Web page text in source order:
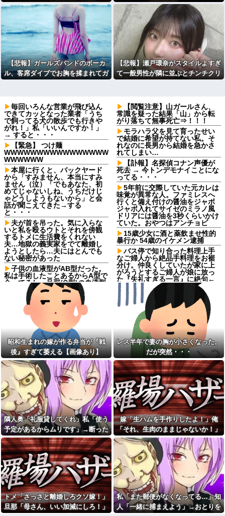
ｗｗｗｗ
【悲報】ガールズバンドのボーカ
ル、客席ダイブでお胸を揉まれてガ
【悲報】瀬戸環奈がスタイルよすぎ
て一般男性が隣に並ぶとチンチクリ
毎回いろんな営業が飛び込ん
できてカッとなった業者「うち
で飼ってる犬の散歩でも行きや
がれ！」私「いいんですか！」
→ すると・・・
【緊急】 つけ麺
WWWWWWWWWWWWWWWW
WWWWWW
本屋に行くと、バックヤード
から「すみません、本当にすみ
ません（泣）「でもあなた、初
めてじゃないしね、うちだけじ
ゃどうしようもないから」と会
話が聞こえてきた→する
と・・・
夫が首を吊った。気に入らな
いと私を殴るウトとそれを傍観
するトメに生活費をくれない
夫…地獄の義実家をでて離婚し
ようとしたら…夫にはとんでも
ない秘密があった
子供の血液型がAB型だった。
私は手術したことあるからA型で
合ってるし…旦那(O型)の血液型
を調べてみよう」→ 結果・・・
私は22歳の時にでき婚した。
従姉妹は『デキ婚＝貧乏底辺』
と認識があるみたいで、私を馬
鹿にしてきて…
セミがうるさすぎる。明るく
なったら即座に爆音で鳴き出し
て毎日朝4時に叩き起こしにくる
せいで寝不足だよ
友人から電話があり「最近ブ
ログにコメントくれないね」と
言われた
夫に「自炊を覚えて！一緒に
料理しよう」と言ったら、レス
トランの予約をされた。自炊計
画は完全に狂って…
【後編】結婚直後に祖父が亡
くなり落ち込んでたら嫁に「い
つまでくよくよしてるの？」と
言われた。お義父さんやお義母
さんの負担もなくなったし良か
ったと...
【画像】居酒屋さん、6人で長
居して会計4939円しか使わない
客にお気持ち表明してしまう←
コレどっちが悪いん
や？？？？？？
【動画】戦犯はどっち？ｗｗ
ｗｗｗｗｗｗｗｗｗｗｗｗｗｗ
【閲覧注意】山ガールさん、
常識を疑った結果「山」から転
がり落ちて無事死亡⇒！！！
モラハラ父を見て育ったせい
で結婚に希望が持てない私。そ
れなのに長男から結婚を急かさ
れてしまい…
【訃報】名探偵コナン声優が
死去 → 今トンデモナイことにな
ってる・・・
5年前に交際していた元カレは
味覚が異常な人。ファミレスへ
行くと備え付けの醤油をジャボ
ジャボ入れてサイゼのミラノ風
ドリアには醤油を3秒くらいかけ
ていた。おやつはアンチョビ
15歳少女に酒と薬飲ませ性的
暴行か 54歳のイケメン逮捕
バス停で知り合った料理上手
なご婦人から絶品手料理をお裾
分け。仲良くしていたが家に上
がろうとするご婦人が娘に放っ
た『失礼すぎる一言』に絶句←
手料理は美味しかったのに性格
クセ強すぎ
24歳年収550万ワイ、高級車も
豪邸も買えない人生が確定して
いる事実に咽び泣く
【画像あり】NHKさん、貧乳
を煽るwｗｗｗｗｗｗｗｗｗｗｗ
ｗｗｗｗ
【気分悪ぃ】彼氏がトンカツ
食べたくない理由がクズすぎて...
ｗｗｗｗ
我が家は長毛種3匹がいるのだ
が、 どうやらぬこぬこネットワ
ークで聞きつけたらしく・・・
【再】
【悲報】女さん、歩行者を轢
いた挙句、道路に倒れてどえら
いことになってしまうw w w w
w w w他
【モヤモヤ】A君＆Bちゃんカ
ップルとダブルデートした時にB
ちゃんが不運続きで凹んでた。
私とA君は宥めてたんだけど、彼
氏は黙々とご飯食べてた→しか
し、10分後(;´･ω･)ｳｰﾝ
西日本に住んでる皆さん暑さ
どうですか？
【腹筋崩壊】見た瞬間吹いた
画像を貼っていくスレｗｗｗｗ
昭和生まれの嫁が作る弁当が『戦
後』すぎて萎える【画像あり】
レス半年で妻の胸が小さくなった。
だが突然・・・
隣人奥「礼服貸してくれ」私「使う
予定があるからムリです」→断った
途端、とんでもない暴言を吐かれ
て…
嫁「生ハムを手作りしたよ！」俺
「それ、生肉のままじゃないか！」
→食べてしまった翌日にまさかの事
態が…
トメ「さっさと離婚しろクソ嫁！」
旦那「母さん、いい加減にしろ！」
私「また郵便がなくなってる…」知
人「一緒に捕まえよう」→おとりを